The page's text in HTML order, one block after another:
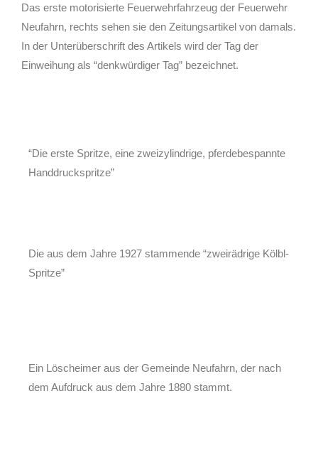
Das erste motorisierte Feuerwehrfahrzeug der Feuerwehr
Neufahrn, rechts sehen sie den Zeitungsartikel von damals.
In der Unterüberschrift des Artikels wird der Tag der
Einweihung als “denkwürdiger Tag” bezeichnet.
“Die erste Spritze, eine zweizylindrige, pferdebespannte
Handdruckspritze”
Die aus dem Jahre 1927 stammende “zweirädrige Kölbl-
Spritze”
Ein Löscheimer aus der Gemeinde Neufahrn, der nach
dem Aufdruck aus dem Jahre 1880 stammt.